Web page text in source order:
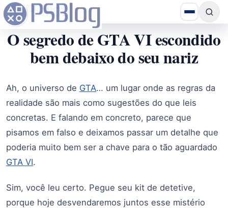
O segredo de GTA VI escondido
bem debaixo do seu nariz
Ah, o universo de GTA… um lugar onde as regras da
realidade são mais como sugestões do que leis
concretas. E falando em concreto, parece que
pisamos em falso e deixamos passar um detalhe que
poderia muito bem ser a chave para o tão aguardado
GTA VI.
Sim, você leu certo. Pegue seu kit de detetive,
porque hoje desvendaremos juntos esse mistério